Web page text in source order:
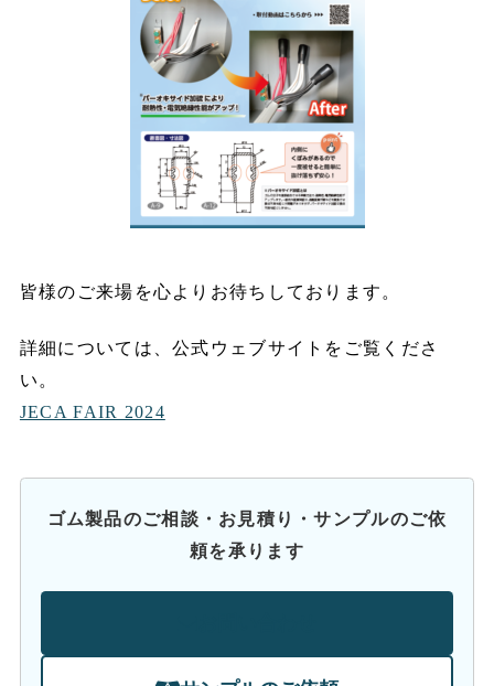
皆様のご来場を心よりお待ちしております。
詳細については、公式ウェブサイトをご覧くださ
い。
JECA FAIR 2024
ゴム製品のご相談・お見積り・サンプルのご依
頼を承ります